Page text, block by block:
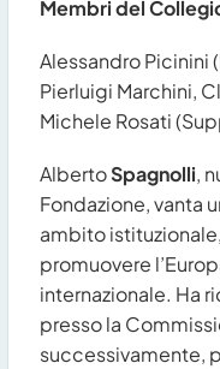
Membri del
Alessandro Picinini
Pierluigi Marchini,
Michele Rosati
AlbertoSpagnolli,
Fondazione, vanta
ambito
promuovere
internazionale. Ha
presso la
successivamente,